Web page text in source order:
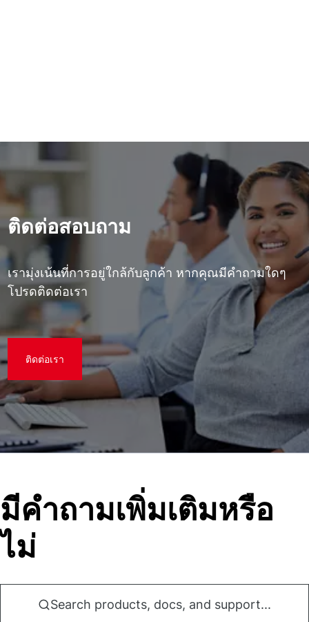
ติดต่อสอบถาม
เรามุ่งเน้นที่การอยู่ใกล้กับลูกค้า หากคุณมีคําถามใดๆ
โปรดติดต่อเรา
ติดต่อเรา
มีคําถามเพิ่มเติมหรือ
ไม่
Search products, docs, and support...